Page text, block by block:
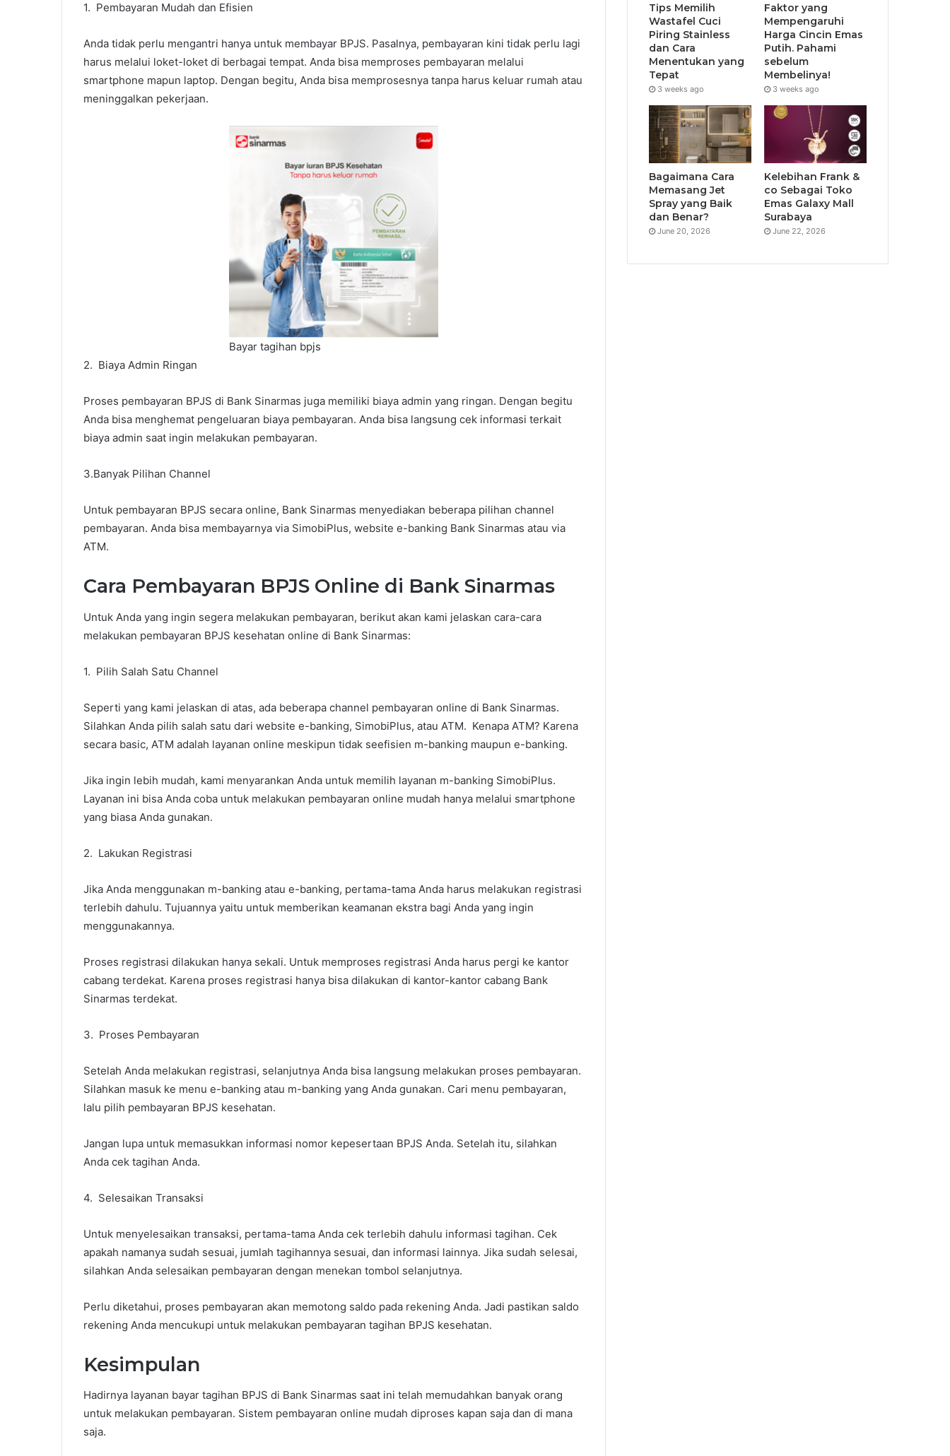
1. Pembayaran Mudah dan Efisien
Anda tidak perlu mengantri hanya untuk membayar BPJS. Pasalnya, pembayaran kini tidak perlu lagi
harus melalui loket-loket di berbagai tempat. Anda bisa memproses pembayaran melalui
smartphone mapun laptop. Dengan begitu, Anda bisa memprosesnya tanpa harus keluar rumah atau
meninggalkan pekerjaan.
Bayar tagihan bpjs
2. Biaya Admin Ringan
Proses pembayaran BPJS di Bank Sinarmas juga memiliki biaya admin yang ringan. Dengan begitu
Anda bisa menghemat pengeluaran biaya pembayaran. Anda bisa langsung cek informasi terkait
biaya admin saat ingin melakukan pembayaran.
3.Banyak Pilihan Channel
Untuk pembayaran BPJS secara online, Bank Sinarmas menyediakan beberapa pilihan channel
pembayaran. Anda bisa membayarnya via SimobiPlus, website e-banking Bank Sinarmas atau via
ATM.
Cara Pembayaran BPJS Online di Bank Sinarmas
Untuk Anda yang ingin segera melakukan pembayaran, berikut akan kami jelaskan cara-cara
melakukan pembayaran BPJS kesehatan online di Bank Sinarmas:
1. Pilih Salah Satu Channel
Seperti yang kami jelaskan di atas, ada beberapa channel pembayaran online di Bank Sinarmas.
Silahkan Anda pilih salah satu dari website e-banking, SimobiPlus, atau ATM. Kenapa ATM? Karena
secara basic, ATM adalah layanan online meskipun tidak seefisien m-banking maupun e-banking.
Jika ingin lebih mudah, kami menyarankan Anda untuk memilih layanan m-banking SimobiPlus.
Layanan ini bisa Anda coba untuk melakukan pembayaran online mudah hanya melalui smartphone
yang biasa Anda gunakan.
2. Lakukan Registrasi
Jika Anda menggunakan m-banking atau e-banking, pertama-tama Anda harus melakukan registrasi
terlebih dahulu. Tujuannya yaitu untuk memberikan keamanan ekstra bagi Anda yang ingin
menggunakannya.
Proses registrasi dilakukan hanya sekali. Untuk memproses registrasi Anda harus pergi ke kantor
cabang terdekat. Karena proses registrasi hanya bisa dilakukan di kantor-kantor cabang Bank
Sinarmas terdekat.
3. Proses Pembayaran
Setelah Anda melakukan registrasi, selanjutnya Anda bisa langsung melakukan proses pembayaran.
Silahkan masuk ke menu e-banking atau m-banking yang Anda gunakan. Cari menu pembayaran,
lalu pilih pembayaran BPJS kesehatan.
Jangan lupa untuk memasukkan informasi nomor kepesertaan BPJS Anda. Setelah itu, silahkan
Anda cek tagihan Anda.
4. Selesaikan Transaksi
Untuk menyelesaikan transaksi, pertama-tama Anda cek terlebih dahulu informasi tagihan. Cek
apakah namanya sudah sesuai, jumlah tagihannya sesuai, dan informasi lainnya. Jika sudah selesai,
silahkan Anda selesaikan pembayaran dengan menekan tombol selanjutnya.
Perlu diketahui, proses pembayaran akan memotong saldo pada rekening Anda. Jadi pastikan saldo
rekening Anda mencukupi untuk melakukan pembayaran tagihan BPJS kesehatan.
Kesimpulan
Hadirnya layanan bayar tagihan BPJS di Bank Sinarmas saat ini telah memudahkan banyak orang
untuk melakukan pembayaran. Sistem pembayaran online mudah diproses kapan saja dan di mana
saja.
Tips Memilih
Wastafel Cuci
Piring Stainless
dan Cara
Menentukan yang
Tepat
3 weeks ago
Faktor yang
Mempengaruhi
Harga Cincin Emas
Putih. Pahami
sebelum
Membelinya!
3 weeks ago
Bagaimana Cara
Memasang Jet
Spray yang Baik
dan Benar?
June 20, 2026
Kelebihan Frank &
co Sebagai Toko
Emas Galaxy Mall
Surabaya
June 22, 2026